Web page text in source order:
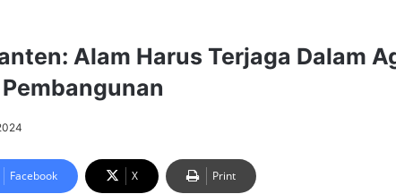
Alam Harus Terjaga Dalam
Facebook X Print